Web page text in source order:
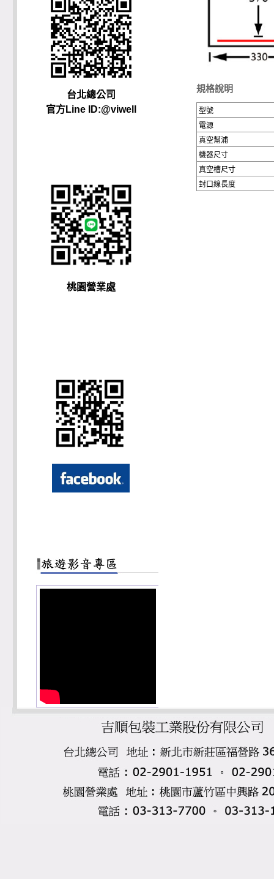
台北總公司
官方Line ID:@viwell
桃園營業處
規格說明
型號
電源
真空幫浦
機器尺寸
真空槽尺寸
封口線長度